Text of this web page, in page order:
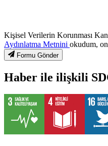
Kişisel Verilerin Korunması
Aydınlatma Metnini okudum,
Formu Gönder
Haber ile ilişkili